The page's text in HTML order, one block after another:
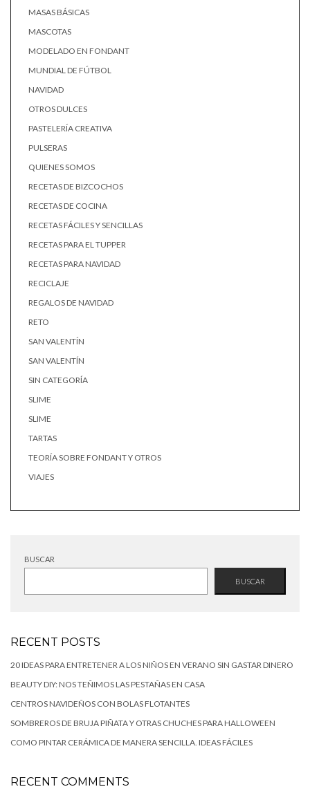
MASAS BÁSICAS
MASCOTAS
MODELADO EN FONDANT
MUNDIAL DE FÚTBOL
NAVIDAD
OTROS DULCES
PASTELERÍA CREATIVA
PULSERAS
QUIENES SOMOS
RECETAS DE BIZCOCHOS
RECETAS DE COCINA
RECETAS FÁCILES Y SENCILLAS
RECETAS PARA EL TUPPER
RECETAS PARA NAVIDAD
RECICLAJE
REGALOS DE NAVIDAD
RETO
SAN VALENTÍN
SAN VALENTÍN
SIN CATEGORÍA
SLIME
SLIME
TARTAS
TEORÍA SOBRE FONDANT Y OTROS
VIAJES
BUSCAR
BUSCAR
RECENT POSTS
20 IDEAS PARA ENTRETENER A LOS NIÑOS EN VERANO SIN GASTAR DINERO
BEAUTY DIY: NOS TEÑIMOS LAS PESTAÑAS EN CASA
CENTROS NAVIDEÑOS CON BOLAS FLOTANTES
SOMBREROS DE BRUJA PIÑATA Y OTRAS CHUCHES PARA HALLOWEEN
COMO PINTAR CERÁMICA DE MANERA SENCILLA. IDEAS FÁCILES
RECENT COMMENTS